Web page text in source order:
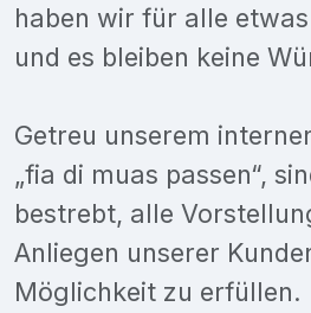
haben wir für alle
und es bleiben keine
Getreu unserem
„fia di muas passen“,
bestrebt, alle
Anliegen unserer
Möglichkeit zu erfüllen.